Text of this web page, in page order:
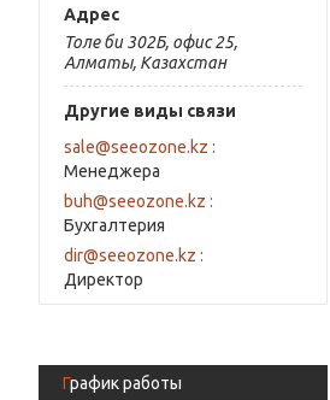
Толе би 302Б, офис 25,
Алматы, Казахстан
Другие виды связи
sale@seeozone.kz
Менеджера
buh@seeozone.kz
Бухгалтерия
dir@seeozone.kz
Директор
График работы